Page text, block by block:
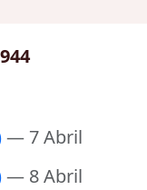
— 7 Abril
— 8 Abril